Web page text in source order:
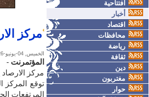
افتتاحية
أخبار
اقتصاد
محافظات
رياضة
ثقافة
دين
مغتربون
حوار
مركز
الخميس, 04-يونيو-2026
المؤتمرنت -
مركز
توقع المركز
المرتفعات